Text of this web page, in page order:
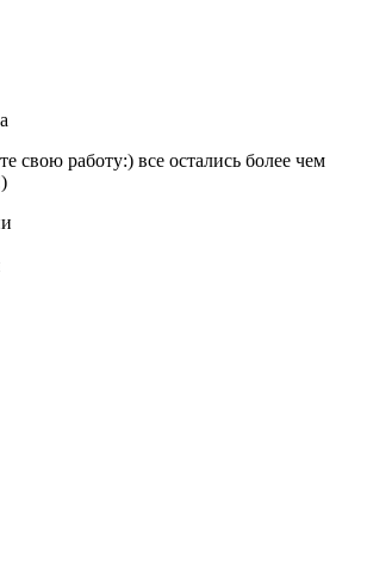
свою работу:) все остались более чем